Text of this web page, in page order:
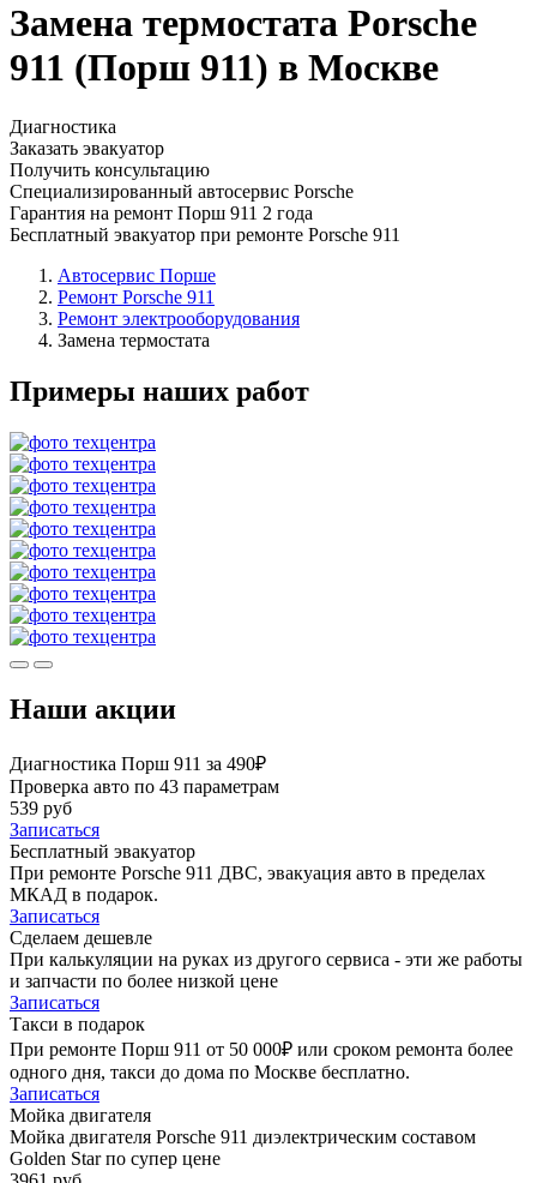
Замена термостата Porsche
911 (Порш 911) в Москве
Диагностика
Заказать эвакуатор
Получить консультацию
Специализированный автосервис Porsche
Гарантия на ремонт Порш 911 2 года
Бесплатный эвакуатор при ремонте Porsche 911
Автосервис Порше
Ремонт Porsche 911
Ремонт электрооборудования
Замена термостата
Примеры наших работ
Наши акции
Диагностика Порш 911 за 490₽
Проверка авто по 43 параметрам
539 руб
Записаться
Бесплатный эвакуатор
При ремонте Porsche 911 ДВС, эвакуация авто в пределах
МКАД в подарок.
Записаться
Сделаем дешевле
При калькуляции на руках из другого сервиса - эти же работы
и запчасти по более низкой цене
Записаться
Такси в подарок
При ремонте Порш 911 от 50 000₽ или сроком ремонта более
одного дня, такси до дома по Москве бесплатно.
Записаться
Мойка двигателя
Мойка двигателя Porsche 911 диэлектрическим составом
Golden Star по супер цене